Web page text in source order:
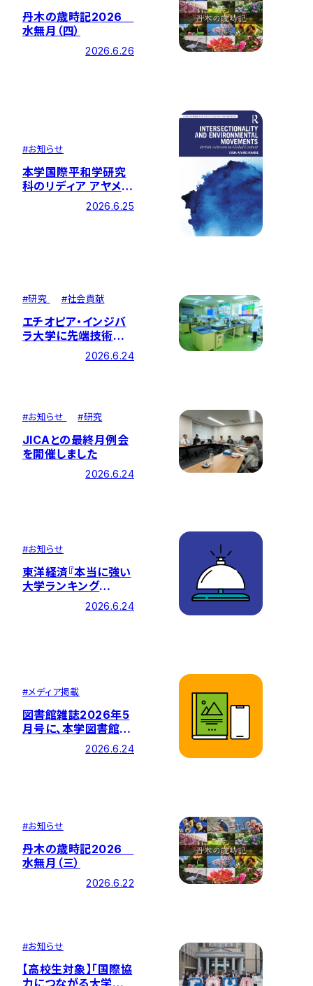
丹木の歳時記2026
水無月（四）
2026.6.26
#お知らせ
本学国際平和学研究
科のリディア アヤメ
ヒライデ講師の著書
『Intersectionality
2026.6.25
#研究 #社会貢献
エチオピア・インジバ
ラ大学に先端技術研
究ラボが開設されまし
2026.6.24
#お知らせ #研究
JICAとの最終月例会
を開催しました
2026.6.24
#お知らせ
東洋経済『本当に強い
大学ランキング
2026』にて、創価大学
が私立大学「第6位」に
2026.6.24
#メディア掲載
図書館雑誌2026年5
月号に、本学図書館の
寄稿記事が掲載され
2026.6.24
#お知らせ
丹木の歳時記2026
水無月（三）
2026.6.22
#お知らせ
【高校生対象】「国際協
力につながる大学で